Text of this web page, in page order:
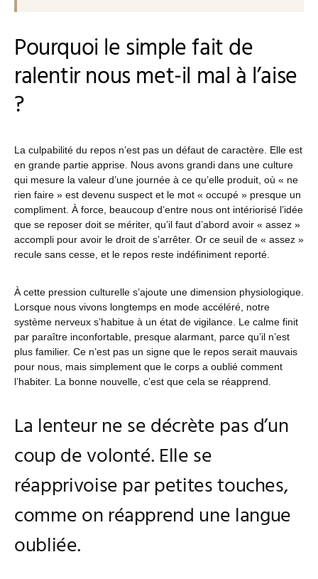
Pourquoi le simple fait de
ralentir nous met-il mal à l’aise
?
La culpabilité du repos n’est pas un défaut de caractère. Elle est
en grande partie apprise. Nous avons grandi dans une culture
qui mesure la valeur d’une journée à ce qu’elle produit, où « ne
rien faire » est devenu suspect et le mot « occupé » presque un
compliment. À force, beaucoup d’entre nous ont intériorisé l’idée
que se reposer doit se mériter, qu’il faut d’abord avoir « assez »
accompli pour avoir le droit de s’arrêter. Or ce seuil de « assez »
recule sans cesse, et le repos reste indéfiniment reporté.
À cette pression culturelle s’ajoute une dimension physiologique.
Lorsque nous vivons longtemps en mode accéléré, notre
système nerveux s’habitue à un état de vigilance. Le calme finit
par paraître inconfortable, presque alarmant, parce qu’il n’est
plus familier. Ce n’est pas un signe que le repos serait mauvais
pour nous, mais simplement que le corps a oublié comment
l’habiter. La bonne nouvelle, c’est que cela se réapprend.
La lenteur ne se décrète pas d’un
coup de volonté. Elle se
réapprivoise par petites touches,
comme on réapprend une langue
oubliée.